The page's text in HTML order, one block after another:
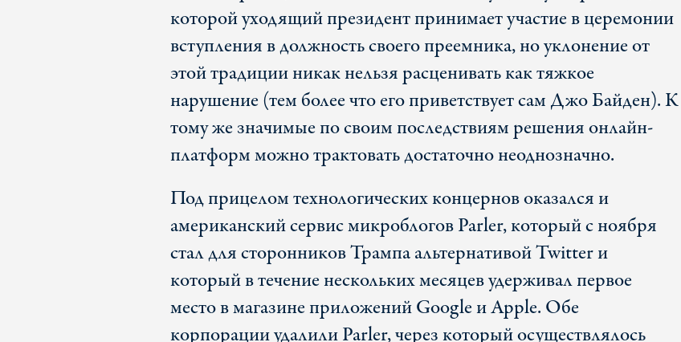
которой уходящий президент принимает участие в церемонии
вступления в должность своего преемника, но уклонение от
этой традиции никак нельзя расценивать как тяжкое
нарушение (тем более что его приветствует сам Джо Байден). К
тому же значимые по своим последствиям решения онлайн-
платформ можно трактовать достаточно неоднозначно.
Под прицелом технологических концернов оказался и
американский сервис микроблогов Parler, который с ноября
стал для сторонников Трампа альтернативой Twitter и
который в течение нескольких месяцев удерживал первое
место в магазине приложений Google и Apple. Обе
корпорации удалили Parler, через который осуществлялось